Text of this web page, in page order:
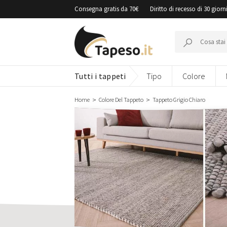
al
Consegna gratis da 70€ Diritto di recesso di 30 giorni
Tutti i tappeti Tipo Colore
Home Colore Del Tappeto Tappeto Grigio Chiaro